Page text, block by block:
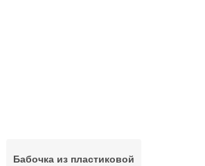
Бабочка из пластиковой